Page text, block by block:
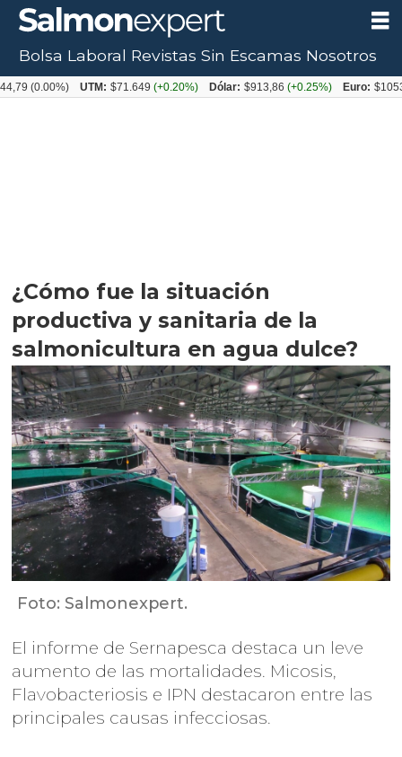
¿Cómo fue la situación
productiva y sanitaria de la
salmonicultura en agua dulce?
Foto: Salmonexpert.
El informe de Sernapesca destaca un leve
aumento de las mortalidades. Micosis,
Flavobacteriosis e IPN destacaron entre las
principales causas infecciosas.
Bolsa Laboral Revistas Sin Escamas Nosotros
UTM: $71.649 (+0.20%) Dólar: $913,86 (+0.25%) Euro: $1053,08(-